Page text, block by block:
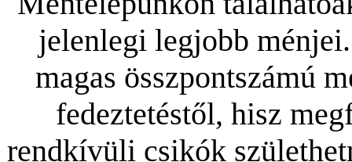
jelenlegi legjobb
magas összpontszámú
fedeztetéstől, hisz
rendkívüli csikók